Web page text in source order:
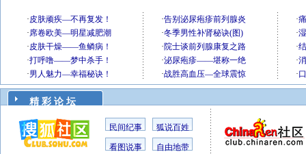
精 彩 论 坛
民间纪事 狐说百姓
看图说事 自由地带